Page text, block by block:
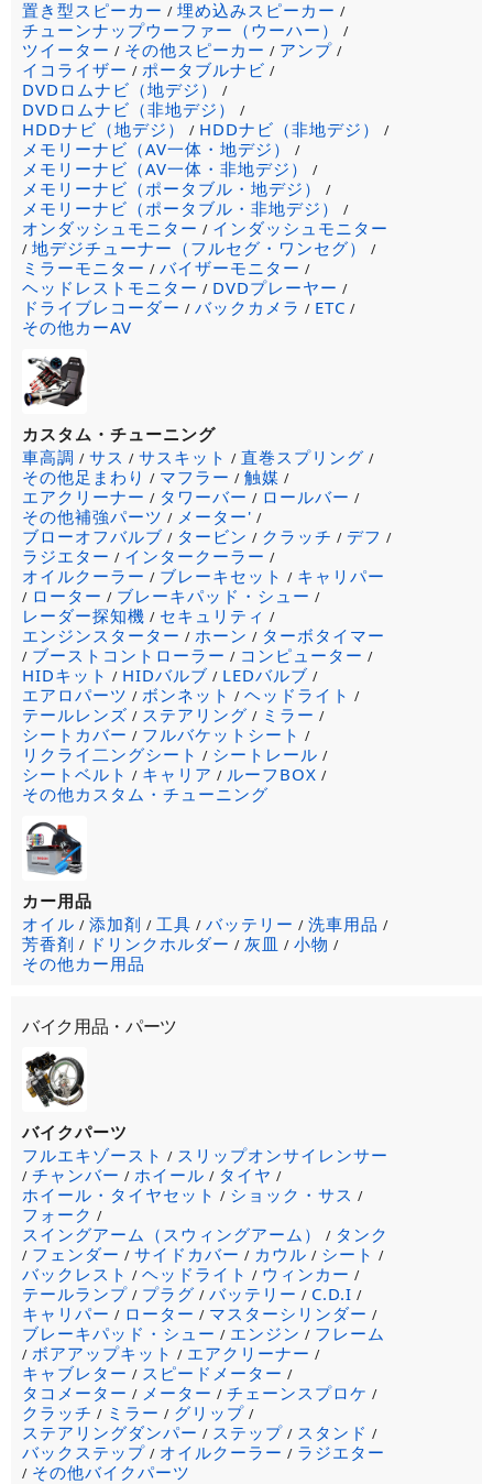
置き型スピーカー / 埋め込みスピーカー /
チューンナップウーファー（ウーハー） /
ツイーター / その他スピーカー / アンプ /
イコライザー / ポータブルナビ /
DVDロムナビ（地デジ） /
DVDロムナビ（非地デジ） /
HDDナビ（地デジ） / HDDナビ（非地デジ） /
メモリーナビ（AV一体・地デジ） /
メモリーナビ（AV一体・非地デジ） /
メモリーナビ（ポータブル・地デジ） /
メモリーナビ（ポータブル・非地デジ） /
オンダッシュモニター / インダッシュモニター
/ 地デジチューナー（フルセグ・ワンセグ） /
ミラーモニター / バイザーモニター /
ヘッドレストモニター / DVDプレーヤー /
ドライブレコーダー / バックカメラ / ETC /
その他カーAV
カスタム・チューニング
車高調 / サス / サスキット / 直巻スプリング /
その他足まわり / マフラー / 触媒 /
エアクリーナー / タワーバー / ロールバー /
その他補強パーツ / メーター' /
ブローオフバルブ / タービン / クラッチ / デフ /
ラジエター / インタークーラー /
オイルクーラー / ブレーキセット / キャリパー
/ ローター / ブレーキパッド・シュー /
レーダー探知機 / セキュリティ /
エンジンスターター / ホーン / ターボタイマー
/ ブーストコントローラー / コンピューター /
HIDキット / HIDバルブ / LEDバルブ /
エアロパーツ / ボンネット / ヘッドライト /
テールレンズ / ステアリング / ミラー /
シートカバー / フルバケットシート /
リクライ二ングシート / シートレール /
シートベルト / キャリア / ルーフBOX /
その他カスタム・チューニング
カー用品
オイル / 添加剤 / 工具 / バッテリー / 洗車用品 /
芳香剤 / ドリンクホルダー / 灰皿 / 小物 /
その他カー用品
バイク用品・パーツ
バイクパーツ
フルエキゾースト / スリップオンサイレンサー
/ チャンバー / ホイール / タイヤ /
ホイール・タイヤセット / ショック・サス /
フォーク /
スイングアーム（スウィングアーム） / タンク
/ フェンダー / サイドカバー / カウル / シート /
バックレスト / ヘッドライト / ウィンカー /
テールランプ / プラグ / バッテリー / C.D.I /
キャリパー / ローター / マスターシリンダー /
ブレーキパッド・シュー / エンジン / フレーム
/ ボアアップキット / エアクリーナー /
キャブレター / スピードメーター /
タコメーター / メーター / チェーンスプロケ /
クラッチ / ミラー / グリップ /
ステアリングダンパー / ステップ / スタンド /
バックステップ / オイルクーラー / ラジエター
/ その他バイクパーツ